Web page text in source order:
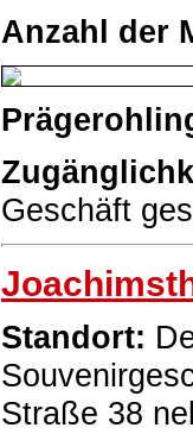
Anzahl der
Geschäft
Standort:
Straße 38